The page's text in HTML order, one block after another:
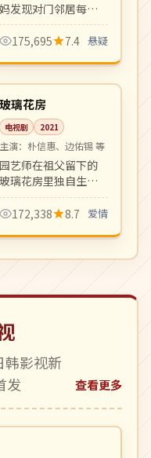
妈发现对门邻居每晚
同一时刻都会有诡异
响动。一段日常生活
妇视角的高质量推
剧。
175,695 7.4 悬疑
韩国
结 16:50
玻璃花房
电视剧 2021
主演： 朴信惠、边佑锡 等
园艺师在祖父留下的
玻璃花房里独自生活
了十年，直到一位逃
避都市的青年画家闯
、细腻温柔的成人
爱情剧。
172,338 8.7 爱情
韩影视新
发
查看更多